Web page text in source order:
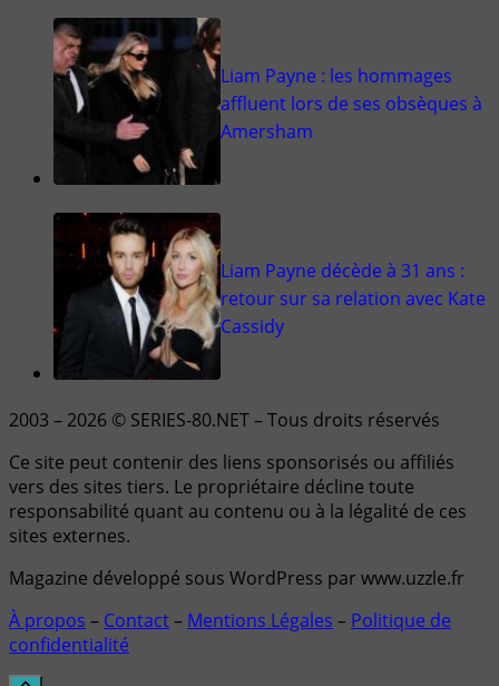
Liam Payne : les hommages
affluent lors de ses obsèques à
Amersham
Liam Payne décède à 31 ans :
retour sur sa relation avec Kate
Cassidy
2003 – 2026 © SERIES-80.NET – Tous droits réservés
Ce site peut contenir des liens sponsorisés ou affiliés
vers des sites tiers. Le propriétaire décline toute
responsabilité quant au contenu ou à la légalité de ces
sites externes.
Magazine développé sous WordPress par www.uzzle.fr
À propos – Contact– Mentions Légales – Politique de
confidentialité